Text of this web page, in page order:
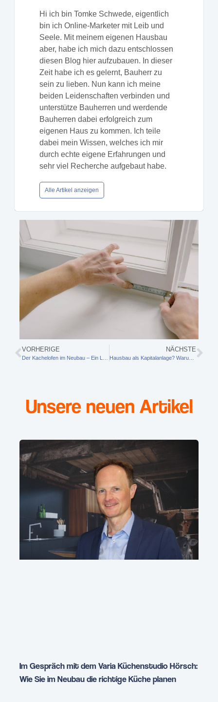
Hi ich bin Tomke Schwede, eigentlich
bin ich Online-Marketer mit Leib und
Seele. Mit meinem eigenen Hausbau
aber, habe ich mich dazu entschlossen
diesen Blog hier aufzubauen. In dieser
Zeit habe ich es gelernt, Bauherr zu
sein zu lieben. Nun kann ich meine
beiden Leidenschaften verbinden und
unterstütze Bauherren und werdende
Bauherren dabei erfolgreich zum
eigenen Haus zu kommen. Ich teile
dabei mein Wissen, welches ich mir
durch echte eigene Erfahrungen und
sehr viel Recherche aufgebaut habe.
Alle Artikel anzeigen
VORHERIGE NÄCHSTE
Hausbau als Kapitalanlage? Warum die richtige Hausverwaltung in Karlsruhe entscheidend ist
Unsere neuen Artikel
Im Gespräch mit dem Varia Küchenstudio Hörsch:
Wie Sie im Neubau die richtige Küche planen